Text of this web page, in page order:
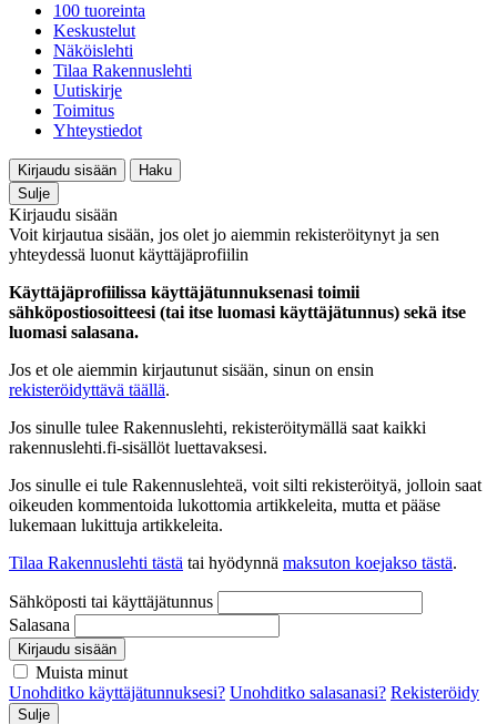
100 tuoreinta
Keskustelut
Näköislehti
Tilaa Rakennuslehti
Uutiskirje
Toimitus
Yhteystiedot
Kirjaudu sisään
Haku
Sulje
Kirjaudu sisään
Voit kirjautua sisään, jos olet jo aiemmin rekisteröitynyt ja sen
yhteydessä luonut käyttäjäprofiilin
Käyttäjäprofiilissa käyttäjätunnuksenasi toimii
sähköpostiosoitteesi (tai itse luomasi käyttäjätunnus) sekä itse
luomasi salasana.
Jos et ole aiemmin kirjautunut sisään, sinun on ensin
rekisteröidyttävä täällä.
Jos sinulle tulee Rakennuslehti, rekisteröitymällä saat kaikki
rakennuslehti.fi-sisällöt luettavaksesi.
Jos sinulle ei tule Rakennuslehteä, voit silti rekisteröityä, jolloin saat
oikeuden kommentoida lukottomia artikkeleita, mutta et pääse
lukemaan lukittuja artikkeleita.
Tilaa Rakennuslehti tästä tai hyödynnä maksuton koejakso tästä.
Sähköposti tai käyttäjätunnus
Salasana
Kirjaudu sisään
Muista minut
Unohditko käyttäjätunnuksesi? Unohditko salasanasi? Rekisteröidy
Sulje